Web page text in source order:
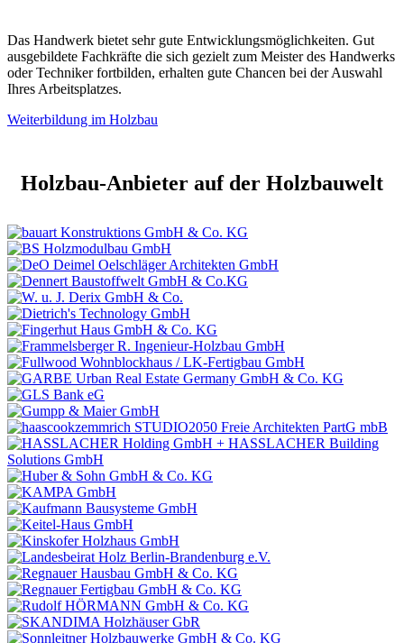
Das Handwerk bietet sehr gute Entwicklungsmöglichkeiten. Gut
ausgebildete Fachkräfte die sich gezielt zum Meister des Handwerks
oder Techniker fortbilden, erhalten gute Chancen bei der Auswahl
Ihres Arbeitsplatzes.
Weiterbildung im Holzbau
Holzbau-Anbieter auf der Holzbauwelt